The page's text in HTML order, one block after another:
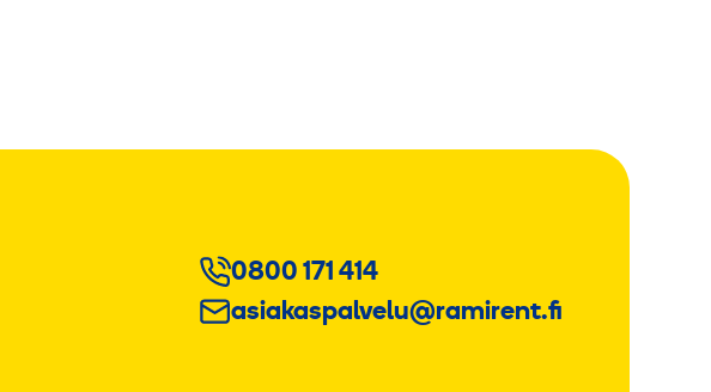
0800 171 414
asiakaspalvelu@ramirent.fi